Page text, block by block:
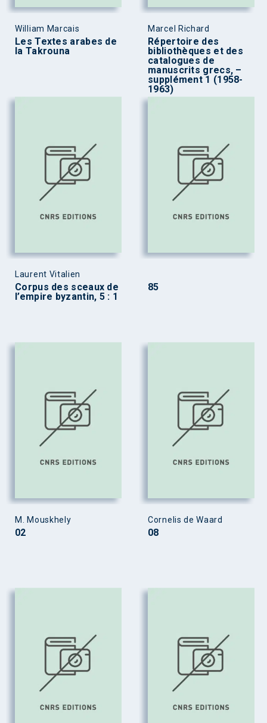
William Marcais
Les Textes arabes de
la Takrouna
Marcel Richard
Répertoire des
bibliothèques et des
catalogues de
manuscrits grecs, –
supplément 1 (1958-
1963)
Laurent Vitalien
Corpus des sceaux de
l’empire byzantin, 5 : 1
85
M. Mouskhely
02
Cornelis de Waard
08